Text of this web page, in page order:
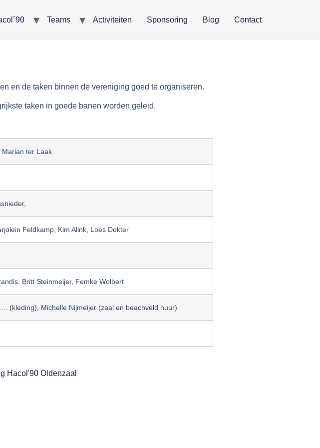
Teams Activiteiten Sponsoring Blog Contact
en de taken binnen de vereniging goed te organiseren.
taken in goede banen worden geleid.
Marian ter Laak
Feldkamp, Kim Alink, Loes Dokter
Britt Steinmeijer, Femke Wolbert
(kleding), Michelle Nijmeijer (zaal en beachveld huur)
Hacol'90 Oldenzaal